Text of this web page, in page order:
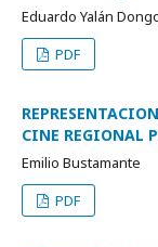
Eduardo Yalán
PDF
CINE REGIONAL
Emilio Bustamante
PDF